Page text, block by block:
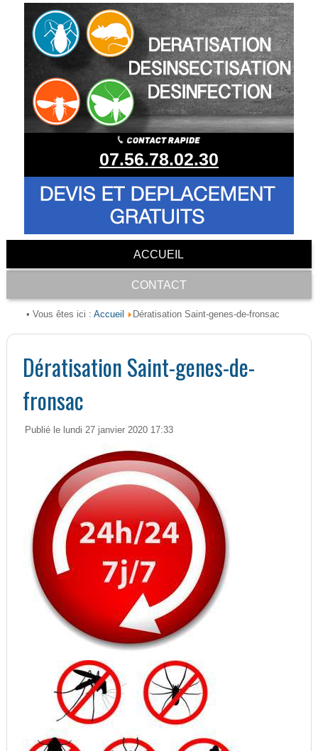
07.56.78.02.30
ACCUEIL
CONTACT
• Vous êtes ici : Accueil Dératisation Saint-genes-de-fronsac
Dératisation Saint-genes-de-
fronsac
Publié le lundi 27 janvier 2020 17:33